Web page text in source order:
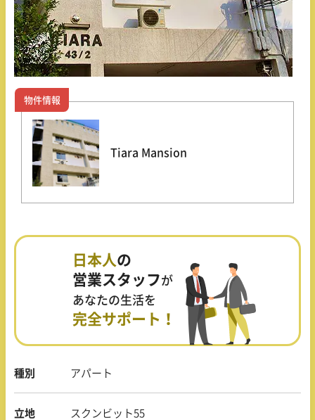
物件情報
Tiara Mansion
種別 アパート
立地 スクンビット55
日本人の
営業スタッフが
あなたの生活を
完全サポート！